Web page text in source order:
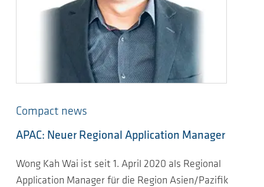
Compact news
APAC: Neuer Regional Application Manager
Wong Kah Wai ist seit 1. April 2020 als Regional
Application Manager für die Region Asien/Pazifik